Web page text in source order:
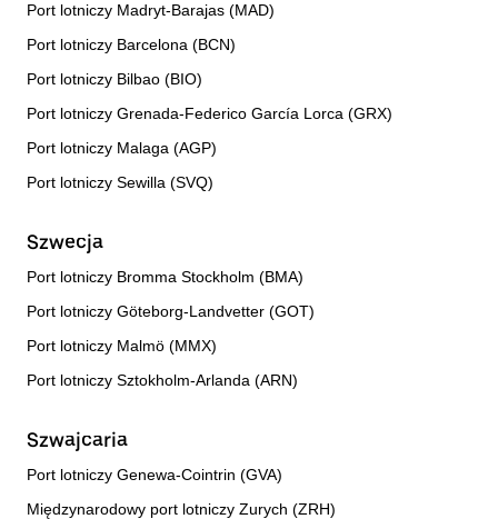
Port lotniczy Madryt-Barajas (MAD)
Port lotniczy Barcelona (BCN)
Port lotniczy Bilbao (BIO)
Port lotniczy Grenada-Federico García Lorca (GRX)
Port lotniczy Malaga (AGP)
Port lotniczy Sewilla (SVQ)
Szwecja
Port lotniczy Bromma Stockholm (BMA)
Port lotniczy Göteborg-Landvetter (GOT)
Port lotniczy Malmö (MMX)
Port lotniczy Sztokholm-Arlanda (ARN)
Szwajcaria
Port lotniczy Genewa-Cointrin (GVA)
Międzynarodowy port lotniczy Zurych (ZRH)